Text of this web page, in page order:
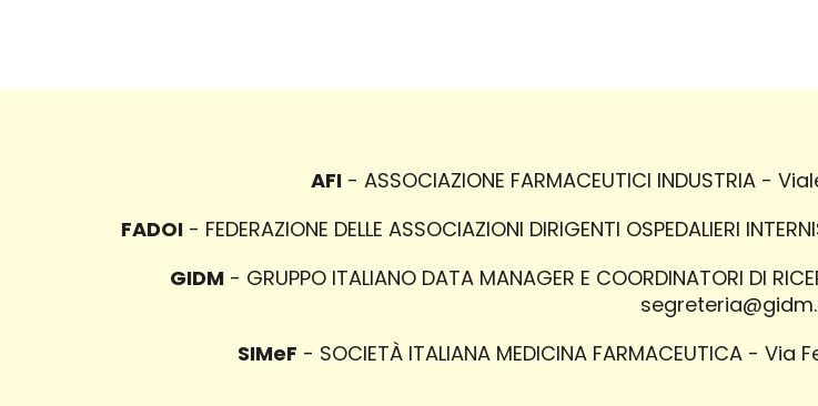
AFI - ASSOCIAZIONE FARMACEUTICI INDUSTRIA -
FADOI- FEDERAZIONE DELLE ASSOCIAZIONI DIRIGENTI OSPEDALIERI
GIDM- GRUPPO ITALIANO DATA MANAGER E COORDINATORI DI
SIMeF - SOCIETÀ ITALIANA MEDICINA FARMACEUTICA -